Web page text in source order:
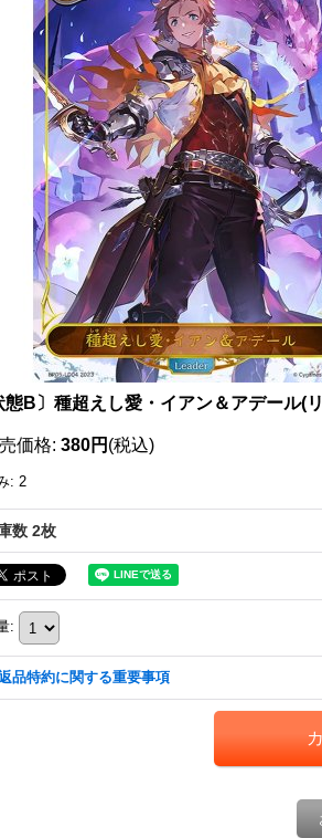
態B〕種超えし愛・イアン＆アデール(
価格: 380円 (税込)
: 2
数 2枚
:
品特約に関する重要事項